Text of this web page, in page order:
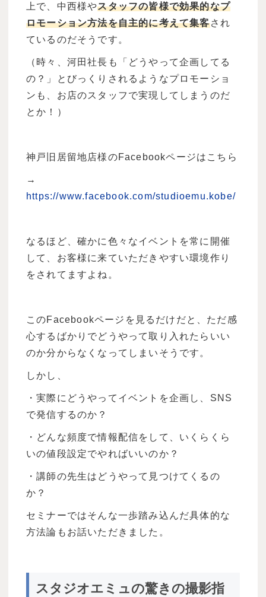
上で、中西様やスタッフの皆様で効果的なプ
ロモーション方法を自主的に考えて集客され
ているのだそうです。
（時々、河田社長も「どうやって企画してる
の？」とびっくりされるようなプロモーショ
ンも、お店のスタッフで実現してしまうのだ
とか！）
神戸旧居留地店様のFacebookページはこちら
→
https://www.facebook.com/studioemu.kobe/
なるほど、確かに色々なイベントを常に開催
して、お客様に来ていただきやすい環境作り
をされてますよね。
このFacebookページを見るだけだと、ただ感
心するばかりでどうやって取り入れたらいい
のか分からなくなってしまいそうです。
しかし、
・実際にどうやってイベントを企画し、SNS
で発信するのか？
・どんな頻度で情報配信をして、いくらくら
いの値段設定でやればいいのか？
・講師の先生はどうやって見つけてくるの
か？
セミナーではそんな一歩踏み込んだ具体的な
方法論もお話いただきました。
スタジオエミュの驚きの撮影指